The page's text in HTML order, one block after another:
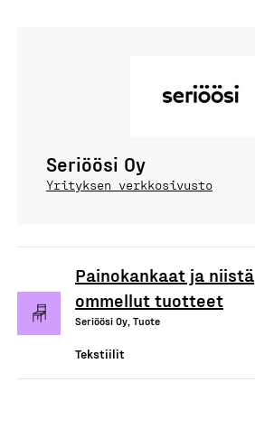
Seriöösi Oy
Yrityksen verkkosivusto
Painokankaat ja niistä
ommellut tuotteet
Seriöösi Oy, Tuote
Tekstiilit